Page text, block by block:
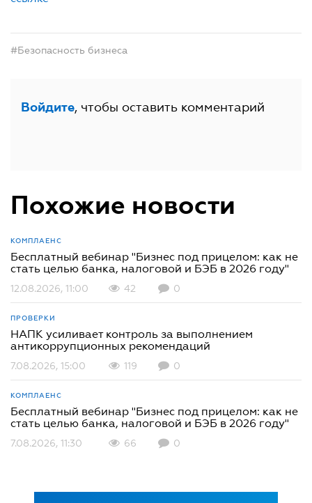
#Безопасность бизнеса
Войдите, чтобы оставить комментарий
Похожие новости
КОМПЛАЕНС
Бесплатный вебинар "Бизнес под прицелом: как не
стать целью банка, налоговой и БЭБ в 2026 году"
12.08.2026, 11:00 42 0
ПРОВЕРКИ
НАПК усиливает контроль за выполнением
антикоррупционных рекомендаций
7.08.2026, 15:00 119 0
КОМПЛАЕНС
Бесплатный вебинар "Бизнес под прицелом: как не
стать целью банка, налоговой и БЭБ в 2026 году"
7.08.2026, 11:30 66 0